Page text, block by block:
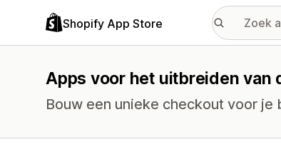
Shopify App Store
Apps voor het uitbreiden van
Bouw een unieke checkout voor je